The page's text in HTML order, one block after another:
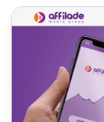
Affilade Media